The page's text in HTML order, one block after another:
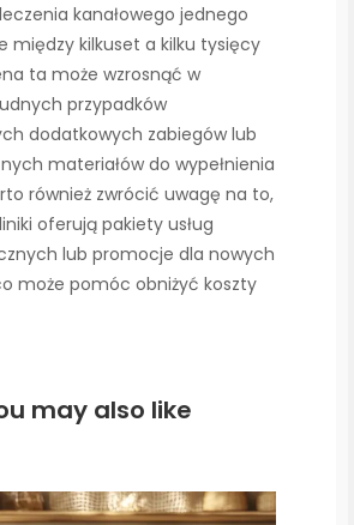
kanałowego jednego
między kilkuset a kilku tysięcy
ta może wzrosnąć w
przypadków
dodatkowych zabiegów lub
materiałów do wypełnienia
również zwrócić uwagę na to,
oferują pakiety usług
lub promocje dla nowych
może pomóc obniżyć koszty
may also like